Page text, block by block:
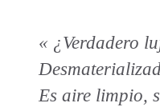
« ¿Verdadero
Es aire limpio,